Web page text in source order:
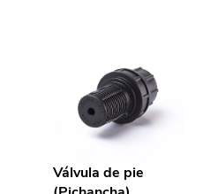
Válvula de pie